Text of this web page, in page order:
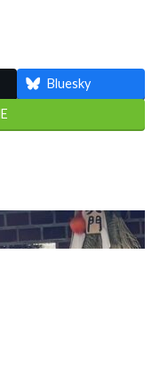
Bluesky